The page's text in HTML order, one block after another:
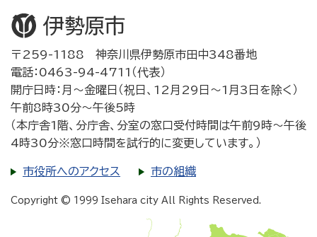
〒259-1188 神奈川県伊勢原市田中348番地
電話：0463-94-4711（代表）
開庁日時：月～金曜日（祝日、12月29日～1月3日を除く）
午前8時30分～午後5時
（本庁舎1階、分庁舎、分室の窓口受付時間は午前9時～午後
4時30分※窓口時間を試行的に変更しています。）
市役所へのアクセス 市の組織
Copyright © 1999 Isehara city All Rights Reserved.